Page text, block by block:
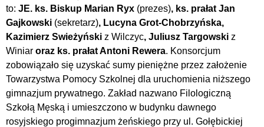
to: JE. ks. Biskup Marian Ryx (prezes), ks. prałat Jan
Gajkowski (sekretarz), Lucyna Grot-Chobrzyńska,
Kazimierz Swieżyński z Wilczyc, Juliusz Targowski z
Winiar oraz ks. prałat Antoni Rewera. Konsorcjum
zobowiązało się uzyskać sumy pieniężne przez założenie
Towarzystwa Pomocy Szkolnej dla uruchomienia niższego
gimnazjum prywatnego. Zakład nazwano Filologiczną
Szkołą Męską i umieszczono w budynku dawnego
rosyjskiego progimnazjum żeńskiego przy ul. Gołębickiej